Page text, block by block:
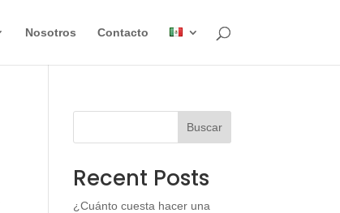
Nosotros Contacto
Buscar
Recent Posts
¿Cuánto cuesta hacer una